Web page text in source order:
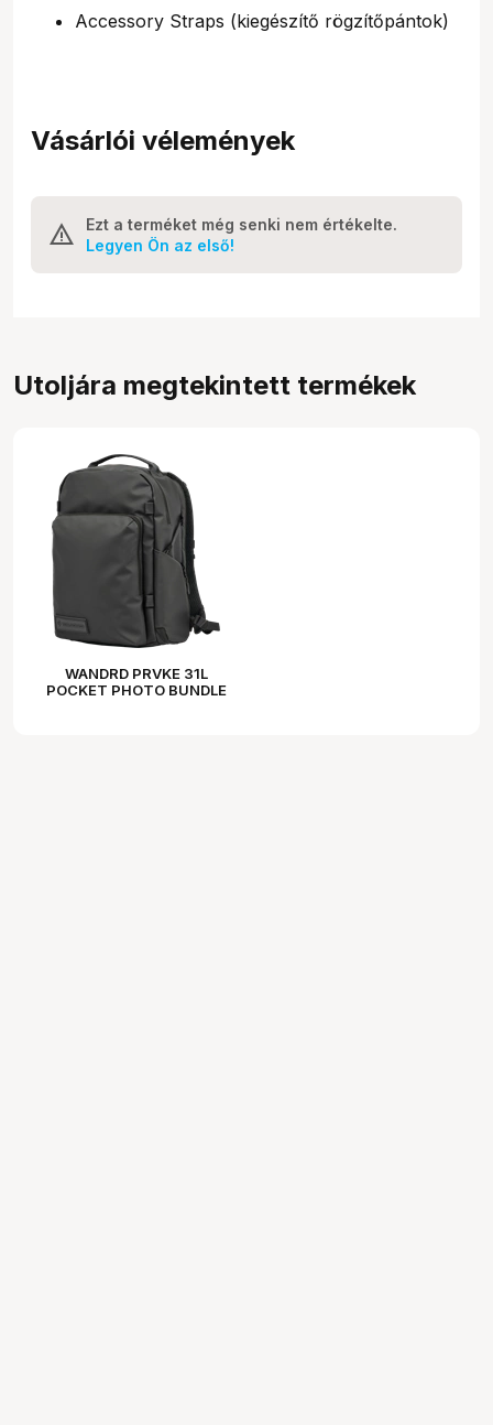
Accessory Straps (kiegészítő rögzítőpántok)
Vásárlói vélemények
Ezt a terméket még senki nem értékelte.
Legyen Ön az első!
Utoljára megtekintett termékek
WANDRD PRVKE 31L
POCKET PHOTO BUNDLE